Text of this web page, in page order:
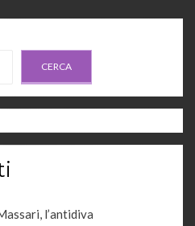
CERCA
l’antidiva